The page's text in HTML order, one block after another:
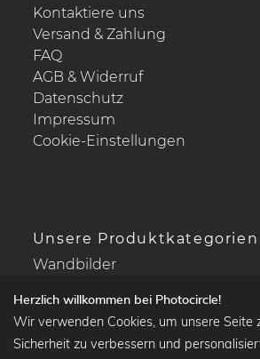
Kontaktiere uns
Versand & Zahlung
FAQ
AGB & Widerruf
Datenschutz
Impressum
Cookie-Einstellungen
Unsere Produktkategorien
Wandbilder
Kalender
Herzlich willkommen bei Photocircle!
Wir verwenden Cookies, um unsere Seite
Sicherheit zu verbessern und